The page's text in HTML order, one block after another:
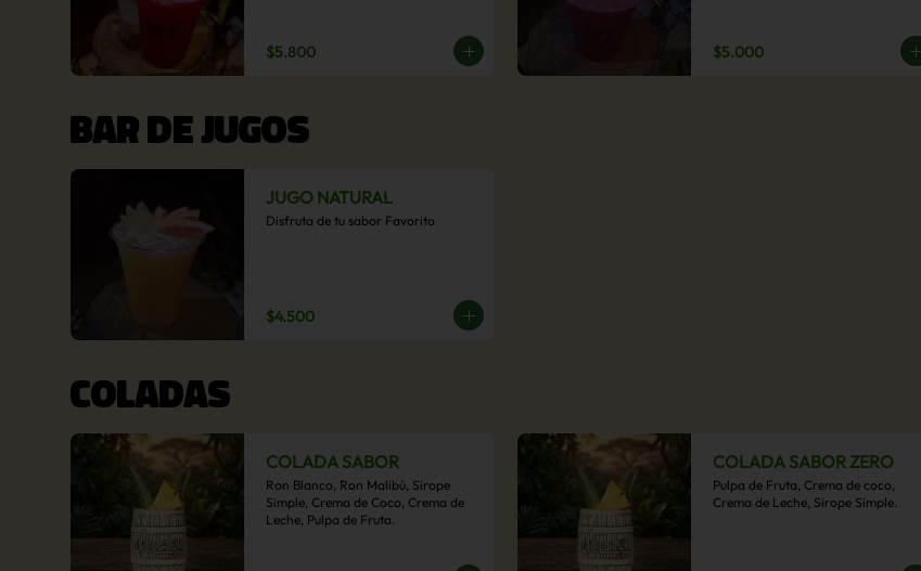
$5.800 $5.000
BAR DE JUGOS
JUGO NATURAL
Disfruta de tu sabor Favorito
$4.500
COLADAS
COLADA SABOR
Ron Blanco, Ron Malibú, Sirope
Simple, Crema de Coco, Crema de
Leche, Pulpa de Fruta.
COLADA SABOR ZERO
Pulpa de Fruta, Crema de coco,
Crema de Leche, Sirope Simple.